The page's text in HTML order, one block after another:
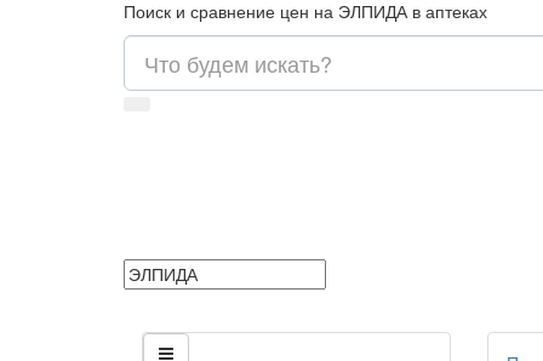
Поиск и сравнение цен на ЭЛПИДА в аптеках